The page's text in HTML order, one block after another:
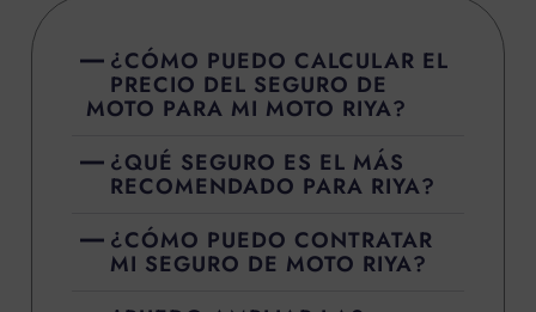
¿CÓMO PUEDO CALCULAR EL
PRECIO DEL SEGURO DE
MOTO PARA MI MOTO RIYA?
¿QUÉ SEGURO ES EL MÁS
RECOMENDADO PARA RIYA?
¿CÓMO PUEDO CONTRATAR
MI SEGURO DE MOTO RIYA?